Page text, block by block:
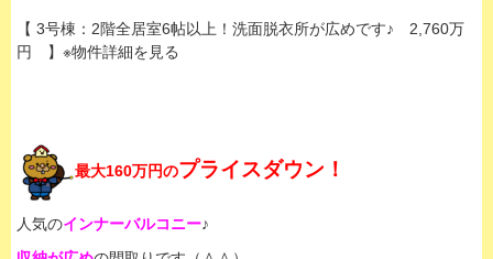
【 3号棟：2階全居室6帖以上！洗面脱衣所が広めです♪ 2,760万
円 】※物件詳細を見る
最大160万円のプライスダウン！
人気のインナーバルコニー♪